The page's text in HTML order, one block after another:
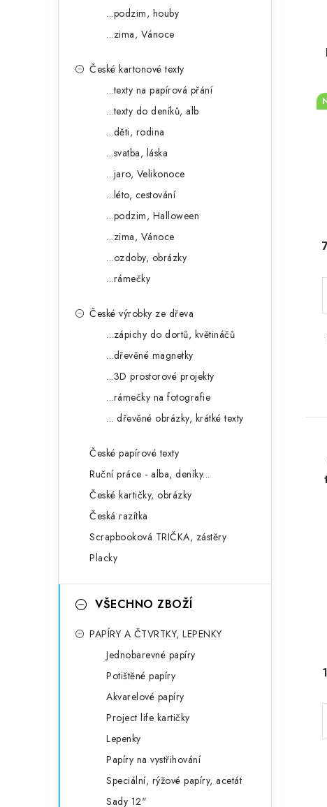
...podzim, houby
...zima, Vánoce
České kartonové texty
...texty na papírová přání
...texty do deníků, alb
...děti, rodina
...svatba, láska
...jaro, Velikonoce
...léto, cestování
...podzim, Halloween
...zima, Vánoce
...ozdoby, obrázky
...rámečky
České výrobky ze dřeva
...zápichy do dortů, květináčů
...dřevěné magnetky
...3D prostorové projekty
...rámečky na fotografie
... dřevěné obrázky, krátké texty
České papírové texty
Ruční práce - alba, deníky...
České kartičky, obrázky
Česká razítka
Scrapbooková TRIČKA, zástěry
Placky
VŠECHNO ZBOŽÍ
PAPÍRY A ČTVRTKY, LEPENKY
Jednobarevné papíry
Potištěné papíry
Akvarelové papíry
Project life kartičky
Lepenky
Papíry na vystřihování
Speciální, rýžové papíry, acetát
Sady 12"